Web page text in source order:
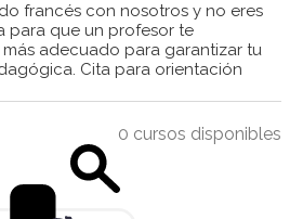
francés con nosotros y no eres
para que un profesor te
adecuado para garantizar tu
Cita para orientación
0 cursos disponibles